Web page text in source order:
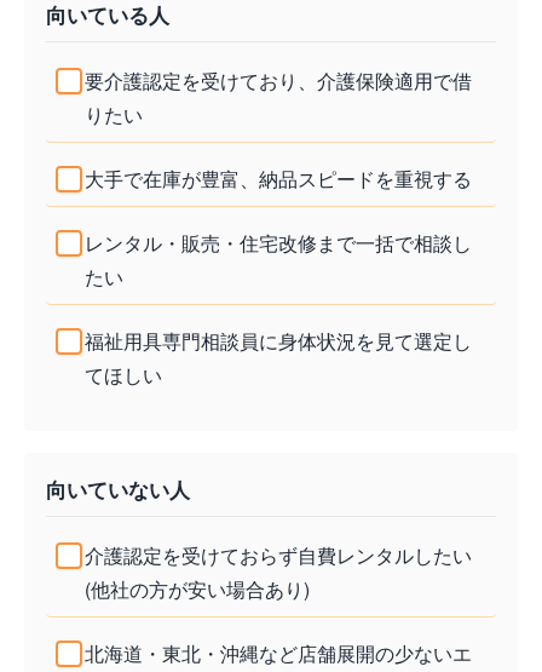
向いている人
要介護認定を受けており、介護保険適用で借
りたい
大手で在庫が豊富、納品スピードを重視する
レンタル・販売・住宅改修まで一括で相談し
たい
福祉用具専門相談員に身体状況を見て選定し
てほしい
向いていない人
介護認定を受けておらず自費レンタルしたい
(他社の方が安い場合あり)
北海道・東北・沖縄など店舗展開の少ないエ